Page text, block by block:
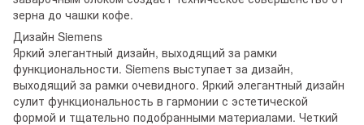
зерна до чашки кофе.
Дизайн Siemens
Яркий элегантный дизайн, выходящий за рамки
функциональности. Siemens выступает за дизайн,
выходящий за рамки очевидного. Яркий элегантный дизайн
сулит функциональность в гармонии с эстетической
формой и тщательно подобранными материалами. Четкий